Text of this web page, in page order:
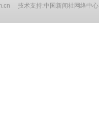
技术支持:中国新闻社网络中心